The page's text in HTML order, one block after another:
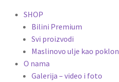
SHOP
Bilini Premium
Svi proizvodi
Maslinovo ulje kao poklon
O nama
Galerija – video i foto